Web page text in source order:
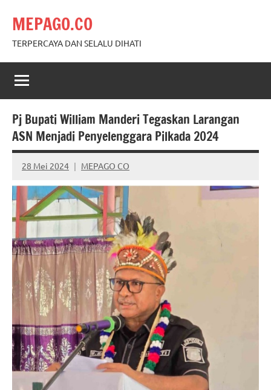
content
MEPAGO.CO
TERPERCAYA DAN SELALU DIHATI
Pj Bupati William Manderi Tegaskan Larangan
ASN Menjadi Penyelenggara Pilkada 2024
28 Mei 2024 MEPAGO CO
No
comments